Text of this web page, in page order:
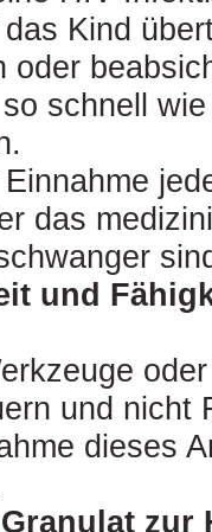
Kind
oder
schnell
das
und
und nicht
dieses
zur